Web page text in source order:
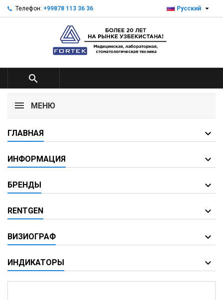
Телефон: +99878 113 36 36 Русский 

МЕНЮ
ГЛАВНАЯ
ИНФОРМАЦИЯ
БРЕНДЫ
RENTGEN
ВИЗИОГРАФ
ИНДИКАТОРЫ